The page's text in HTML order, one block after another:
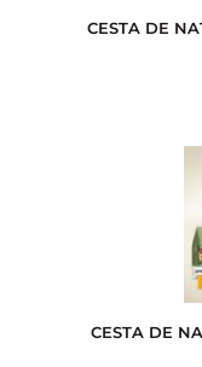
CESTA DE
CESTA DE